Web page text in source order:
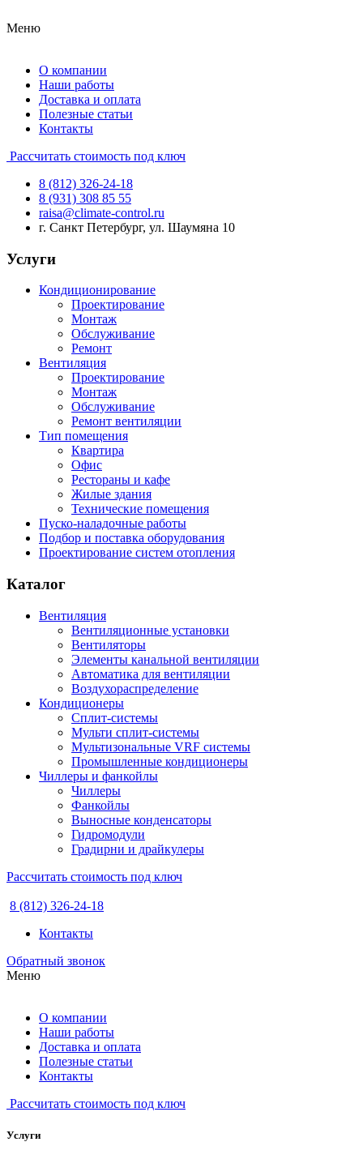
Меню
О компании
Наши работы
Доставка и оплата
Полезные статьи
Контакты
Рассчитать стоимость под ключ
8 (812) 326-24-18
8 (931) 308 85 55
raisa@climate-control.ru
г. Санкт Петербург, ул. Шаумяна 10
Услуги
Кондиционирование
Проектирование
Монтаж
Обслуживание
Ремонт
Вентиляция
Проектирование
Монтаж
Обслуживание
Ремонт вентиляции
Тип помещения
Квартира
Офис
Рестораны и кафе
Жилые здания
Технические помещения
Пуско-наладочные работы
Подбор и поставка оборудования
Проектирование систем отопления
Каталог
Вентиляция
Вентиляционные установки
Вентиляторы
Элементы канальной вентиляции
Автоматика для вентиляции
Воздухораспределение
Кондиционеры
Сплит-системы
Мульти сплит-системы
Мультизональные VRF системы
Промышленные кондиционеры
Чиллеры и фанкойлы
Чиллеры
Фанкойлы
Выносные конденсаторы
Гидромодули
Градирни и драйкулеры
Рассчитать стоимость под ключ
8 (812) 326-24-18
Контакты
Обратный звонок
Меню
О компании
Наши работы
Доставка и оплата
Полезные статьи
Контакты
Рассчитать стоимость под ключ
Услуги